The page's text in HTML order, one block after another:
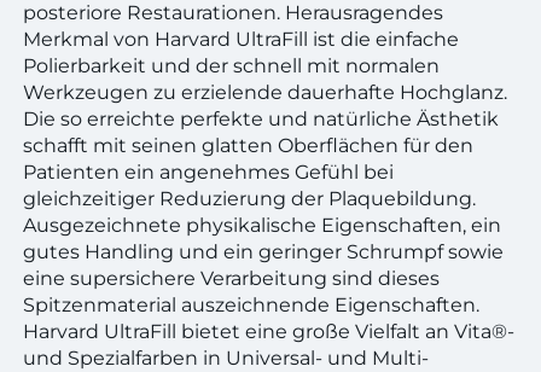
posteriore Restaurationen. Herausragendes
Merkmal von Harvard UltraFill ist die einfache
Polierbarkeit und der schnell mit normalen
Werkzeugen zu erzielende dauerhafte Hochglanz.
Die so erreichte perfekte und natürliche Ästhetik
schafft mit seinen glatten Oberflächen für den
Patienten ein angenehmes Gefühl bei
gleichzeitiger Reduzierung der Plaquebildung.
Ausgezeichnete physikalische Eigenschaften, ein
gutes Handling und ein geringer Schrumpf sowie
eine supersichere Verarbeitung sind dieses
Spitzenmaterial auszeichnende Eigenschaften.
Harvard UltraFill bietet eine große Vielfalt an Vita®-
und Spezialfarben in Universal- und Multi-